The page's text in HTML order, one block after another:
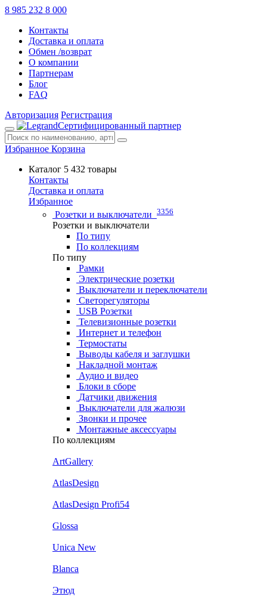
8 985 232 8 000
Контакты
Доставка и оплата
Обмен /возврат
О компании
Партнерам
Блог
FAQ
Авторизация Регистрация
Сертифицированный партнер
Избранное Корзина
Каталог 5 432 товары
Контакты
Доставка и оплата
Избранное
Розетки и выключатели 3356
Розетки и выключатели
По типу
По коллекциям
По типу
Рамки
Электрические розетки
Выключатели и переключатели
Светорегуляторы
USB Розетки
Телевизионные розетки
Интернет и телефон
Термостаты
Выводы кабеля и заглушки
Накладной монтаж
Аудио и видео
Блоки в сборе
Датчики движения
Выключатели для жалюзи
Звонки и прочее
Монтажные аксессуары
По коллекциям
ArtGallery
AtlasDesign
AtlasDesign Profi54
Glossa
Unica New
Blanca
Этюд